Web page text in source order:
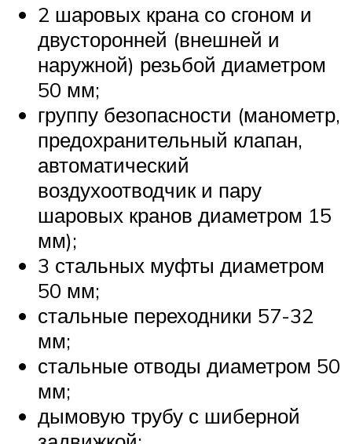
2 шаровых крана со сгоном и
двусторонней (внешней и
наружной) резьбой диаметром
50 мм;
группу безопасности (манометр,
предохранительный клапан,
автоматический
воздухоотводчик и пару
шаровых кранов диаметром 15
мм);
3 стальных муфты диаметром
50 мм;
стальные переходники 57-32
мм;
стальные отводы диаметром 50
мм;
дымовую трубу с шиберной